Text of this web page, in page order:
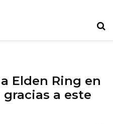
Elden Ring en
a este